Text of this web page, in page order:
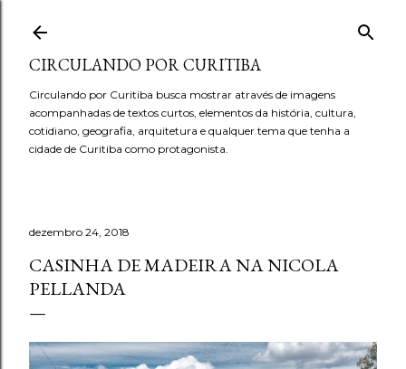
CIRCULANDO POR CURITIBA
Circulando por Curitiba busca mostrar através de imagens
acompanhadas de textos curtos, elementos da história, cultura,
cotidiano, geografia, arquitetura e qualquer tema que tenha a
cidade de Curitiba como protagonista.
dezembro 24, 2018
CASINHA DE MADEIRA NA NICOLA
PELLANDA